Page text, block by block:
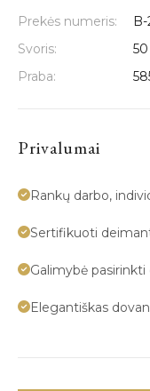
Prekės numeris:
Svoris:
Praba:
Privalumai
Rankų darbo,
Sertifikuoti
Galimybė
Elegantiškas